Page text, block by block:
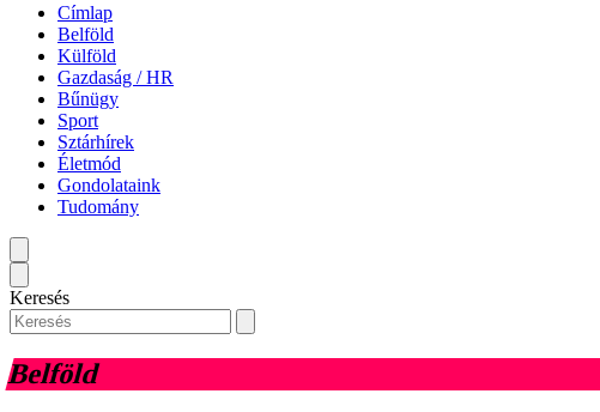
Címlap
Belföld
Külföld
Gazdaság / HR
Bűnügy
Sport
Sztárhírek
Életmód
Gondolataink
Tudomány
Keresés
Belföld